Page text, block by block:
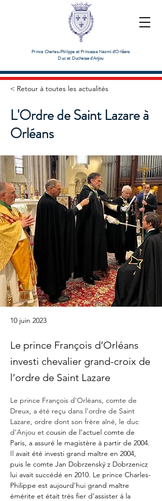
Prince Charles-Philippe et Princesse Naomi d'Orléans
Duc et Duchesse d'Anjou
< Retour à toutes les actualités
L'Ordre de Saint Lazare à
Orléans
10 juin 2023
Le prince François d’Orléans
investi chevalier grand-croix de
l’ordre de Saint Lazare
Le prince François d’Orléans, comte de
Dreux, a été reçu dans l’ordre de Saint
Lazare, ordre dont son frère aîné, le duc
d’Anjou et cousin de l’actuel comte de
Paris, a assuré le magistère à partir de 2004.
Il avait été investi grand maître en 2004,
puis le comte Jan Dobrzenský z Dobrzenicz
lui avait succédé en 2010. Le prince Charles-
Philippe est aujourd’hui grand maître
émérite et était très fier d’assister à la